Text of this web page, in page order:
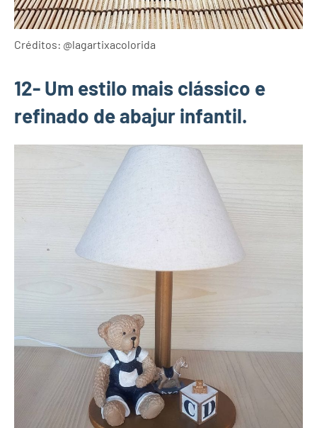
Créditos: @lagartixacolorida
12- Um estilo mais clássico e
refinado de abajur infantil.